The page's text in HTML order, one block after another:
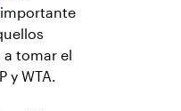
tomar el
y WTA.